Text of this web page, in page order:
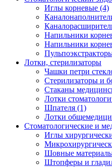
Иглы корневые (4)
Напильники
Напильники
Лотки, стерилизаторы
Чашки петри
Стерилизаторы и
Стаканы
Лотки
Шпателя (1)
Лотки
Стоматологические и
Иглы
Шовные
Штопферы и